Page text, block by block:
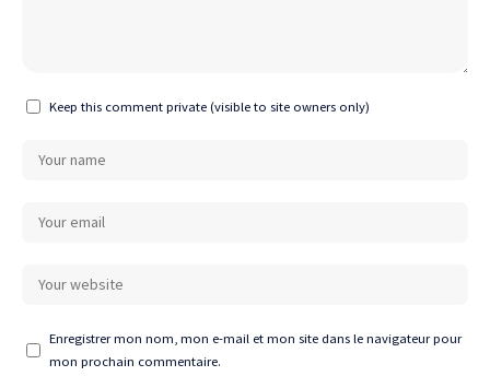
Keep this comment private (visible to site owners only)
Enregistrer mon nom, mon e-mail et mon site dans le navigateur pour
mon prochain commentaire.